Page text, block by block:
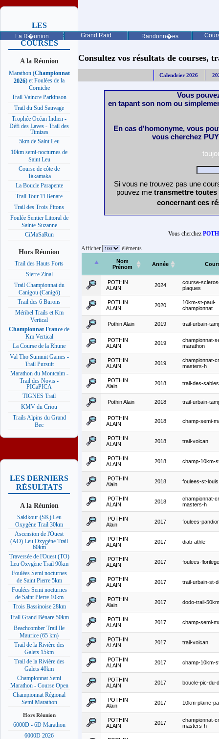
La R�union Grand Raid Randonn�es
LES
PROCHAINES
COURSES
A la Réunion
Marathon (Championnat
2026) et Foulées de la
Corniche
Trail Vaincre Parkinson
Trail du Sud Sauvage
Trophée Océan Indien -
Défi des Laves - Trail des
Timizes
5km de Saint Leu
10km semi-nocturnes de
Saint Leu
Course de côte de
Takamaka
La Boucle Parapente
Trail Tour Ti Benare
Trail des Trois Pitons
Foulée Sentier Littoral de
Sainte-Suzanne
CiMaSaRun
Hors Réunion
Trail des Hauts Forts
Sierre Zinal
Trail Championnat du
Canigou (Canigó)
Trail des 6 Burons
Méribel Trails et Km
Vertical
Championnat France de
Km Vertical
La Course de la Rhune
Val Tho Summit Games -
Trail Pursuit
Marathon du Montcalm -
Trail des Novis -
PICaPICA
TIGNES Trail
KMV du Criou
Trails Alpins du Grand
Bec
LES DERNIERS
RÉSULTATS
A la Réunion
Sakikour (SK) Leu
Oxygène Trail 30km
Ascension de l'Ouest
(AO) Leu Oxygène Trail
60km
Traversée de l'Ouest (TO)
Leu Oxygène Trail 90km
Foulées Semi nocturnes
de Saint Pierre 5km
Foulées Semi nocturnes
de Saint Pierre 10km
Trois Bassinoise 28km
Trail Grand Bénare 50km
Beachcomber Trail Ile
Maurice (65 km)
Trail de la Rivière des
Galets 15km
Trail de la Rivière des
Galets 40km
Championnat Semi
Marathon - Course Open
Championnat Régional
Semi Marathon
Hors Réunion
6000D - 6D Marathon
6000D 2026
Consultez vos résultats de courses,
Calendrier 2026
Vous
en tapant son nom ou
En cas d'homonyme, vous
vous cherchez
Si vous ne trouvez pas une
pouvez me transmettre
concernant ces
Vous cherchez
Afficher éléments
Nom
Prénom
Année
POTHIN
ALAIN
2024
course-
plaques
POTHIN
ALAIN
2020
10km-st-paul-
championnat
Pothin Alain 2019 trail-urbain-
POTHIN
ALAIN
2019
championnat-
marathon
POTHIN
ALAIN
2019
championnat-
masters-h
POTHIN
Alain
2018 trail-des-sables
Pothin Alain 2018 trail-urbain-
POTHIN
ALAIN
2018 champ-semi-
POTHIN
ALAIN
2018 trail-volcan
POTHIN
ALAIN
2018 champ-10km-
POTHIN
Alain
2018 foulees-st-louis
POTHIN
ALAIN
2018
championnat-
masters-h
POTHIN
Alain
2017 foulees-
POTHIN
ALAIN
2017 diab-athle
POTHIN
ALAIN
2017 foulees-
POTHIN
ALAIN
2017 trail-urbain-st-
POTHIN
Alain
2017 dodo-trail-50km
POTHIN
ALAIN
2017 champ-semi-
POTHIN
ALAIN
2017 trail-volcan
POTHIN
ALAIN
2017 champ-10km-
POTHIN
ALAIN
2017 boucle-pic-du-
POTHIN
Alain
2017 10km-plaine-
POTHIN
ALAIN
2017
championnat-
masters-h